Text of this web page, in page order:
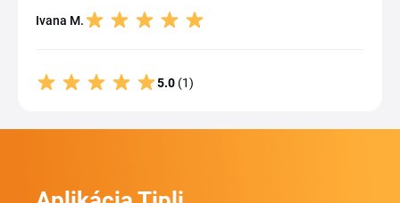
Ivana M.
5.0 (1)